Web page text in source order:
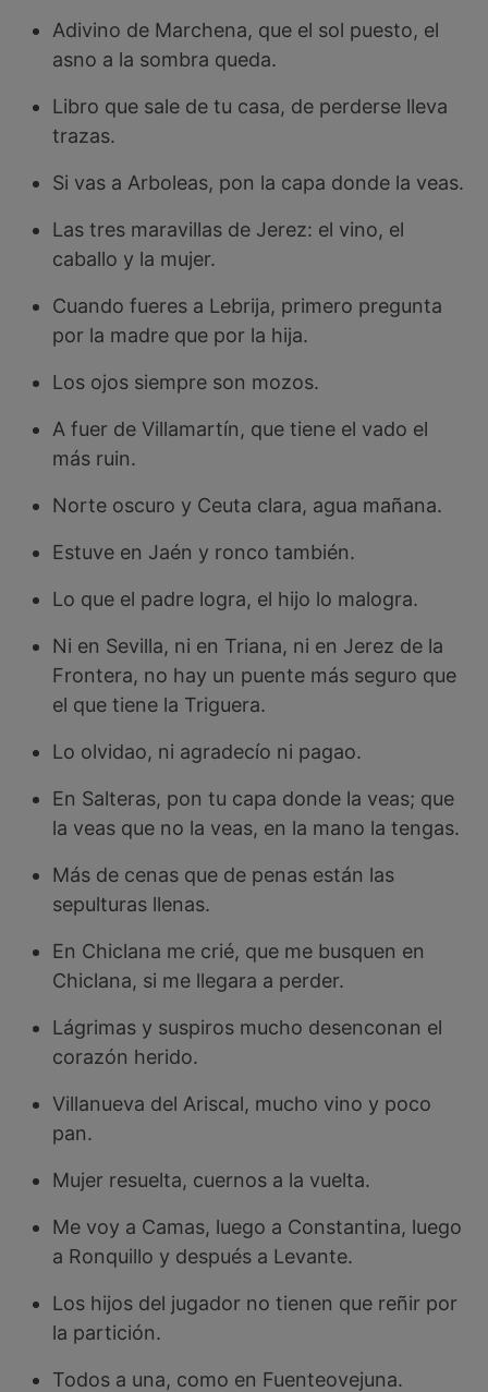
Adivino de Marchena, que el sol puesto, el
asno a la sombra queda.
Libro que sale de tu casa, de perderse lleva
trazas.
Si vas a Arboleas, pon la capa donde la veas.
Las tres maravillas de Jerez: el vino, el
caballo y la mujer.
Cuando fueres a Lebrija, primero pregunta
por la madre que por la hija.
Los ojos siempre son mozos.
A fuer de Villamartín, que tiene el vado el
más ruin.
Norte oscuro y Ceuta clara, agua mañana.
Estuve en Jaén y ronco también.
Lo que el padre logra, el hijo lo malogra.
Ni en Sevilla, ni en Triana, ni en Jerez de la
Frontera, no hay un puente más seguro que
el que tiene la Triguera.
Lo olvidao, ni agradecío ni pagao.
En Salteras, pon tu capa donde la veas; que
la veas que no la veas, en la mano la tengas.
Más de cenas que de penas están las
sepulturas llenas.
En Chiclana me crié, que me busquen en
Chiclana, si me llegara a perder.
Lágrimas y suspiros mucho desenconan el
corazón herido.
Villanueva del Ariscal, mucho vino y poco
pan.
Mujer resuelta, cuernos a la vuelta.
Me voy a Camas, luego a Constantina, luego
a Ronquillo y después a Levante.
Los hijos del jugador no tienen que reñir por
la partición.
Todos a una, como en Fuenteovejuna.